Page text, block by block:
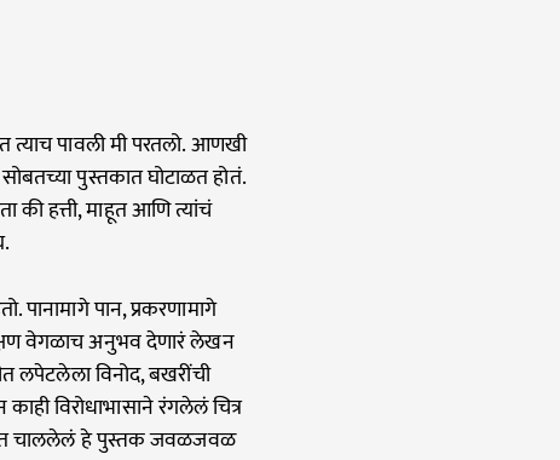
पावली मी परतलो. आणखी
सोबतच्या पुस्तकात घोटाळत होतं.
की हत्ती, माहूत आणि त्यांचं
पानामागे पान, प्रकरणामागे
वेगळाच अनुभव देणारं लेखन
लपेटलेला विनोद, बखरींची
विरोधाभासाने रंगलेलं चित्र
चाललेलं हे पुस्तक जवळजवळ